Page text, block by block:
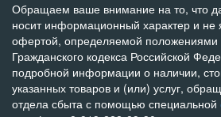
Обращаем ваше внимание на то, что
носит информационный характер и не
офертой, определяемой положениями
Гражданского кодекса Российской
подробной информации о наличии,
указанных товаров и (или) услуг,
отдела сбыта с помощью специальной